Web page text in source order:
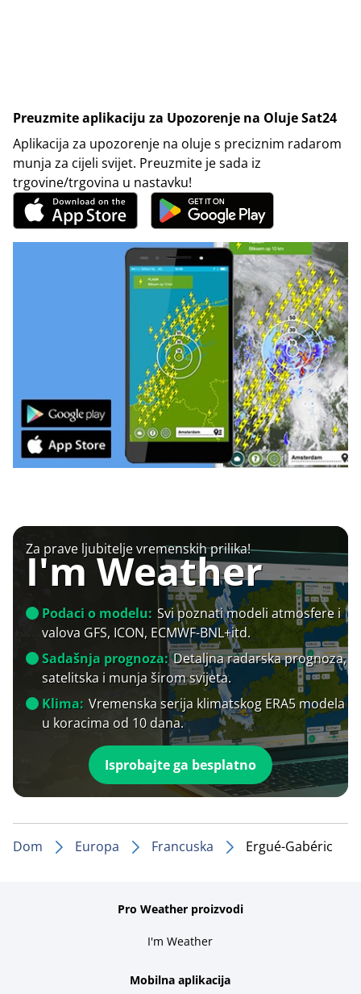
Preuzmite aplikaciju za Upozorenje na Oluje Sat24
Aplikacija za upozorenje na oluje s preciznim radarom
munja za cijeli svijet. Preuzmite je sada iz
trgovine/trgovina u nastavku!
Za prave ljubitelje vremenskih prilika!
I'm Weather
Podaci o modelu: Svi poznati modeli atmosfere i
valova GFS, ICON, ECMWF-BNL+itd.
Sadašnja prognoza: Detaljna radarska prognoza,
satelitska i munja širom svijeta.
Klima: Vremenska serija klimatskog ERA5 modela
u koracima od 10 dana.
Isprobajte ga besplatno
Dom Europa Francuska Ergué-Gabéric
Pro Weather proizvodi
I'm Weather
Mobilna aplikacija